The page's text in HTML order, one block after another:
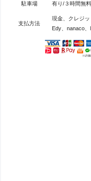
駐車場 有り/３時間無料
支払方法
現金、クレジ
Edy、nanaco